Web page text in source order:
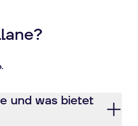
und was bietet